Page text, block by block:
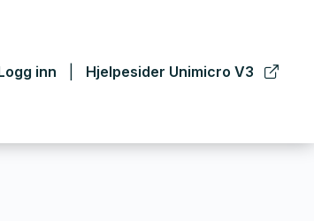
inn Hjelpesider Unimicro V3